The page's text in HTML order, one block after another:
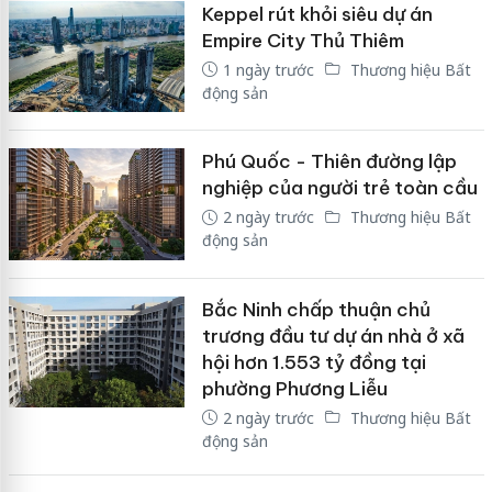
Keppel rút khỏi siêu dự án
Empire City Thủ Thiêm
1 ngày trước
Thương hiệu Bất
động sản
Phú Quốc - Thiên đường lập
nghiệp của người trẻ toàn cầu
2 ngày trước
Thương hiệu Bất
động sản
Bắc Ninh chấp thuận chủ
trương đầu tư dự án nhà ở xã
hội hơn 1.553 tỷ đồng tại
phường Phương Liễu
2 ngày trước
Thương hiệu Bất
động sản